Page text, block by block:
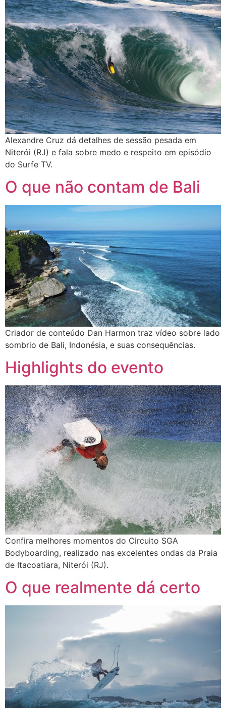
Alexandre Cruz dá detalhes de sessão pesada em
Niterói (RJ) e fala sobre medo e respeito em episódio
do Surfe TV.
O que não contam de Bali
Criador de conteúdo Dan Harmon traz vídeo sobre lado
sombrio de Bali, Indonésia, e suas consequências.
Highlights do evento
Confira melhores momentos do Circuito SGA
Bodyboarding, realizado nas excelentes ondas da Praia
de Itacoatiara, Niterói (RJ).
O que realmente dá certo